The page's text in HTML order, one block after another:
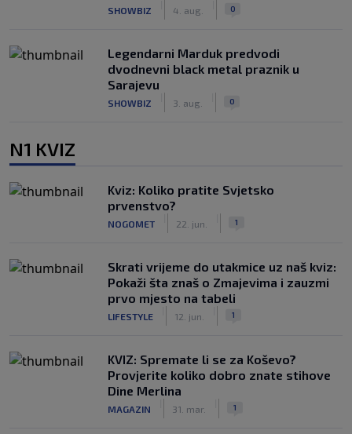
SHOWBIZ 4. aug. 0
Legendarni Marduk predvodi
dvodnevni black metal praznik u
Sarajevu
SHOWBIZ 3. aug. 0
N1 KVIZ
Kviz: Koliko pratite Svjetsko
prvenstvo?
NOGOMET 22. jun. 1
Skrati vrijeme do utakmice uz naš kviz:
Pokaži šta znaš o Zmajevima i zauzmi
prvo mjesto na tabeli
LIFESTYLE 12. jun. 1
KVIZ: Spremate li se za Koševo?
Provjerite koliko dobro znate stihove
Dine Merlina
MAGAZIN 31. mar. 1